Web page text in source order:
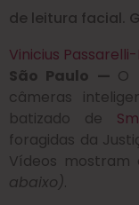
de leitura facial.
Vinicius
São Paulo — O
câmeras
batizado de
foragidas da
Vídeos
abaixo).